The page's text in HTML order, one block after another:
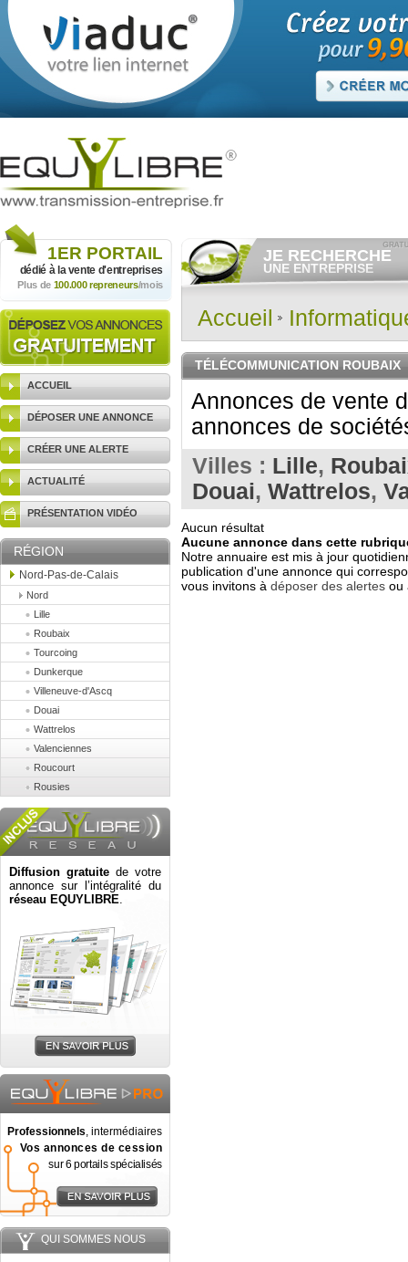
1ER PORTAIL
dédié à la vente d'entreprises
Plus de 100.000 repreneurs/mois
ACCUEIL
DÉPOSER UNE ANNONCE
CRÉER UNE ALERTE
ACTUALITÉ
PRÉSENTATION VIDÉO
RÉGION
Nord-Pas-de-Calais
Nord
Lille
Roubaix
Tourcoing
Dunkerque
Villeneuve-d'Ascq
Douai
Wattrelos
Valenciennes
Roucourt
Rousies
Diffusion gratuite de votre
annonce sur l’intégralité du
réseau EQUYLIBRE.
Professionnels, intermédiaires
Vos annonces de cession
sur 6 portails spécialisés
QUI SOMMES NOUS
JE RECHERCHE
UNE ENTREPRISE
Consulter gratuitementles
vendre.
Et/ou déposer gratuitement
votre recherche d'entreprise.
RECHERCHER UNE
ANNONCE
Accueil
TÉLÉCOMMUNICATION ROUBAIX
Annonces de vente
annonces de
Villes : Lille,
Douai, Wattrelos,
Aucun résultat
Aucune annonce dans cette
Notre annuaire est mis à jour
publication d'une annonce qui
vous invitons à déposer des alertes ou